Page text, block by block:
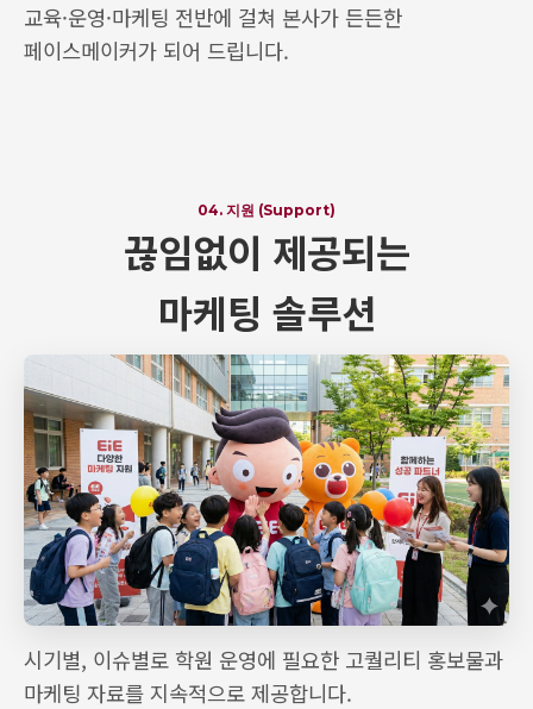
교육·운영·마케팅 전반에 걸쳐 본사가 든든한
페이스메이커가 되어 드립니다.
04. 지원 (Support)
끊임없이 제공되는
마케팅 솔루션
시기별, 이슈별로 학원 운영에 필요한 고퀄리티 홍보물과
마케팅 자료를 지속적으로 제공합니다.